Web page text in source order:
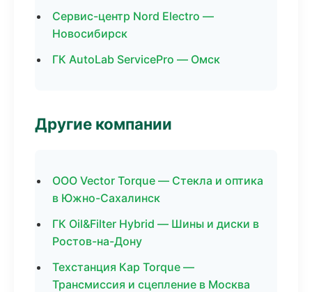
Сервис-центр Nord Electro —
Новосибирск
ГК AutoLab ServicePro — Омск
Другие компании
ООО Vector Torque — Стекла и оптика
в Южно-Сахалинск
ГК Oil&Filter Hybrid — Шины и диски в
Ростов-на-Дону
Техстанция Кар Torque —
Трансмиссия и сцепление в Москва